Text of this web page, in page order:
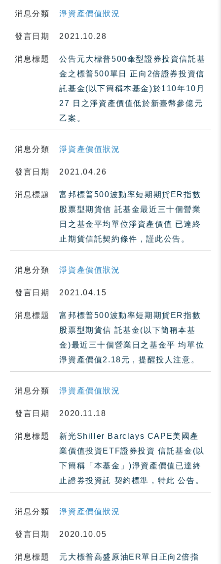
消息分類 淨資產價值狀況
發言日期 2021.10.28
消息標題
公告元大標普500傘型證券投資信託基
金之標普500單日 正向2倍證券投資信
託基金(以下簡稱本基金)於110年10月
27 日之淨資產價值低於新臺幣參億元
乙案。
消息分類 淨資產價值狀況
發言日期 2021.04.26
消息標題
富邦標普500波動率短期期貨ER指數
股票型期貨信 託基金最近三十個營業
日之基金平均單位淨資產價值 已達終
止期貨信託契約條件，謹此公告。
消息分類 淨資產價值狀況
發言日期 2021.04.15
消息標題
富邦標普500波動率短期期貨ER指數
股票型期貨信 託基金(以下簡稱本基
金)最近三十個營業日之基金平 均單位
淨資產價值2.18元，提醒投人注意。
消息分類 淨資產價值狀況
發言日期 2020.11.18
消息標題
新光Shiller Barclays CAPE美國產
業價值投資ETF證券投資 信託基金(以
下簡稱「本基金」)淨資產價值已達終
止證券投資託 契約標準，特此 公告。
消息分類 淨資產價值狀況
發言日期 2020.10.05
消息標題
元大標普高盛原油ER單日正向2倍指